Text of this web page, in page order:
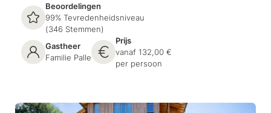
Beoordelingen
99% Tevredenheidsniveau
(346 Stemmen)
Gastheer
Familie Palle
Prijs
vanaf 132,00 €
per persoon